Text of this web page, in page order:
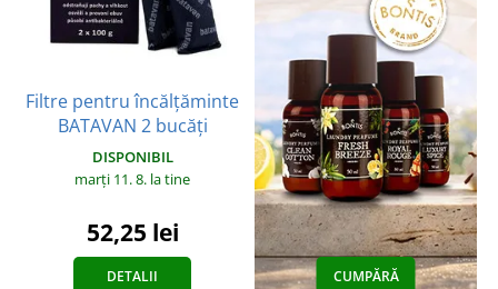
Filtre pentru încălțăminte
BATAVAN 2 bucăți
DISPONIBIL
marți 11. 8. la tine
52,25 lei
DETALII CUMPĂRĂ